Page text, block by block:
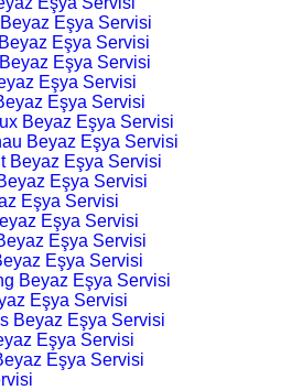
Eşya Servisi
Eşya Servisi
Eşya Servisi
Eşya Servisi
Eşya Servisi
Beyaz Eşya Servisi
Beyaz Eşya Servisi
Beyaz Eşya Servisi
Eşya Servisi
Eşya Servisi
Eşya Servisi
Eşya Servisi
Eşya Servisi
Beyaz Eşya Servisi
Eşya Servisi
Beyaz Eşya Servisi
Eşya Servisi
Eşya Servisi